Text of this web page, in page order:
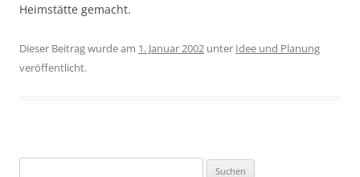
Heimstätte gemacht.
Dieser Beitrag wurde am 1. Januar 2002 unter Idee und Planung
veröffentlicht.